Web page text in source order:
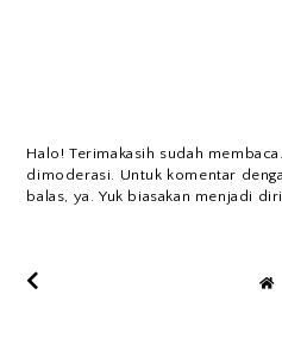
Halo! Terimakasih sudah
dimoderasi. Untuk komentar
balas, ya. Yuk biasakan menjadi